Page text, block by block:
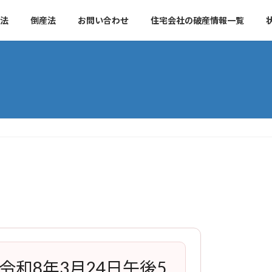
倒産法 お問い合わせ 住宅会社の破産情報一覧
和8年3月24日午後5